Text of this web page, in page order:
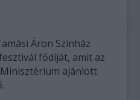
Áron Színház
fődíját, amit az
ajánlott